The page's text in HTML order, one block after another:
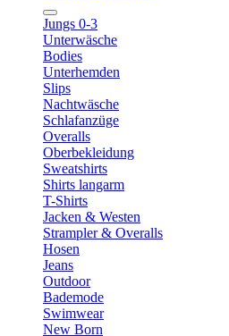
Jungs 0-3
Unterwäsche
Bodies
Unterhemden
Slips
Nachtwäsche
Schlafanzüge
Overalls
Oberbekleidung
Sweatshirts
Shirts langarm
T-Shirts
Jacken & Westen
Strampler & Overalls
Hosen
Jeans
Outdoor
Bademode
Swimwear
New Born